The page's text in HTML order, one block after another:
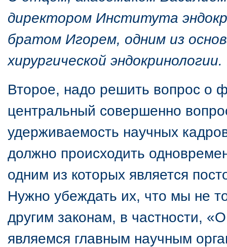
директором Института
братом Игорем, одним из
хирургической
Второе, надо решить вопрос о
центральный совершенно
удерживаемость научных
должно происходить
одним из которых является
Нужно убеждать их, что мы не
другим законам, в частности,
являемся главным научным